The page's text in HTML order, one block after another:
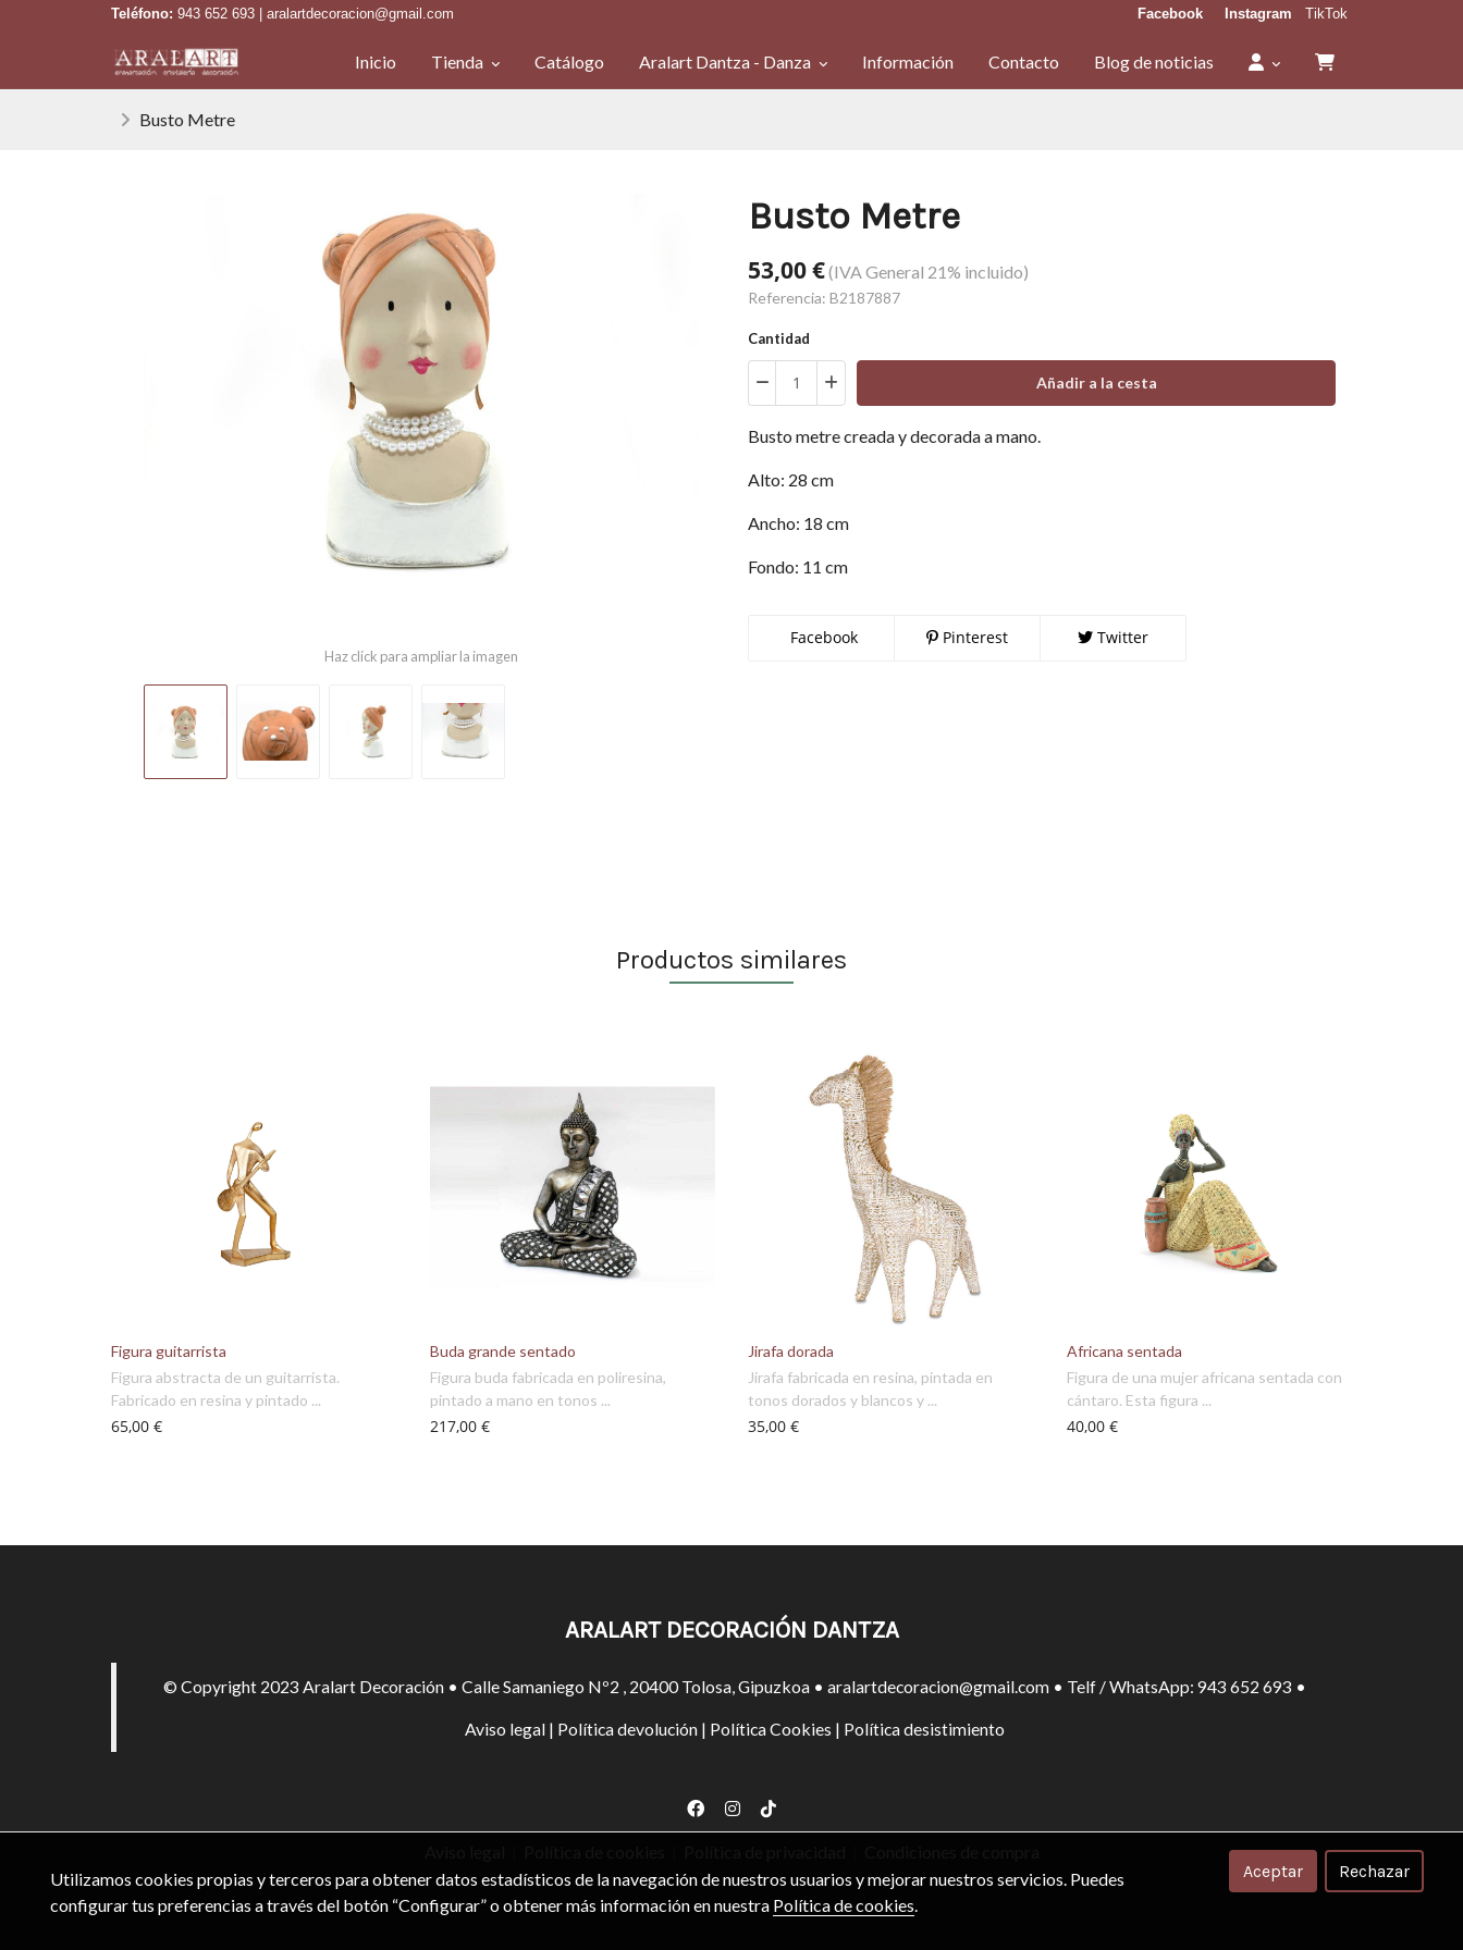
Teléfono: 943 652 693 | aralartdecoracion@gmail.com Facebook Instagram TikTok
Inicio Tienda Catálogo Aralart Dantza - Danza Información Contacto Blog de noticias
Busto Metre
Haz click para ampliar la imagen
Busto Metre
53,00 €(IVA General 21% incluido)
Referencia: B2187887
Cantidad
Añadir a la cesta
Busto metre creada y decorada a mano.
Alto: 28 cm
Ancho: 18 cm
Fondo: 11 cm
Facebook Pinterest Twitter
Productos similares
Figura guitarrista
Figura abstracta de un guitarrista.
Fabricado en resina y pintado ...
65,00 €
Buda grande sentado
Figura buda fabricada en poliresina,
pintado a mano en tonos ...
217,00 €
Jirafa dorada
Jirafa fabricada en resina, pintada en
tonos dorados y blancos y ...
35,00 €
Africana sentada
Figura de una mujer africana sentada con
cántaro. Esta figura ...
40,00 €
ARALART DECORACIÓN DANTZA
© Copyright 2023 Aralart Decoración • Calle Samaniego Nº2 , 20400 Tolosa, Gipuzkoa • aralartdecoracion@gmail.com • Telf / WhatsApp: 943 652 693 •
Aviso legal| Política devolución| Política Cookies | Política desistimiento
Utilizamos cookies propias y terceros para obtener datos estadísticos de la navegación de nuestros usuarios y mejorar nuestros servicios. Puedes
configurar tus preferencias a través del botón “Configurar” o obtener más información en nuestra Política de cookies.
Aceptar Rechazar